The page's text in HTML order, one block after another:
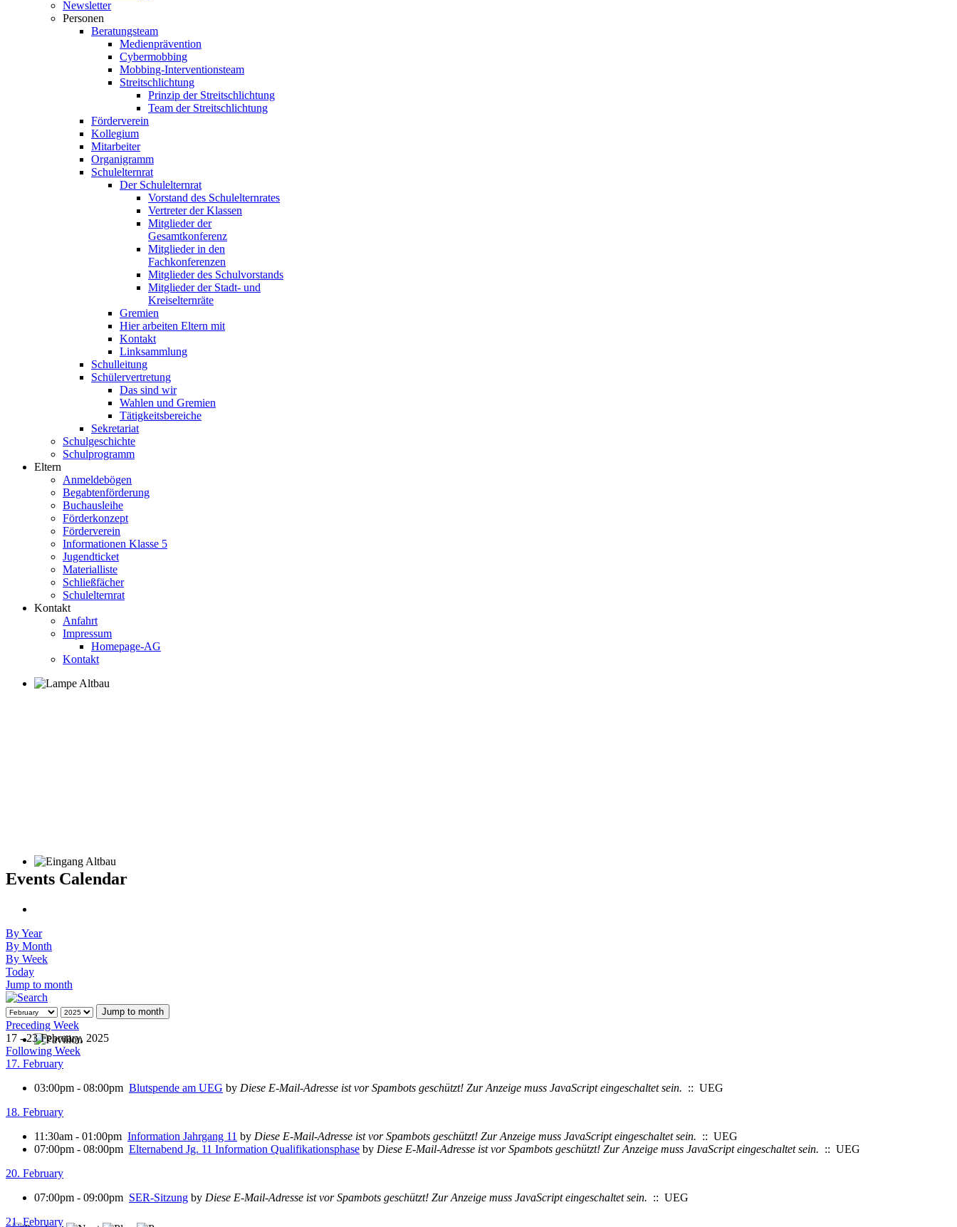
Newsletter
Personen
Beratungsteam
Medienprävention
Cybermobbing
Mobbing-Interventionsteam
Streitschlichtung
Prinzip der Streitschlichtung
Team der Streitschlichtung
Förderverein
Kollegium
Mitarbeiter
Organigramm
Schulelternrat
Der Schulelternrat
Vorstand des Schulelternrates
Vertreter der Klassen
Mitglieder der
Gesamtkonferenz
Mitglieder in den
Fachkonferenzen
Mitglieder des Schulvorstands
Mitglieder der Stadt- und
Kreiselternräte
Gremien
Hier arbeiten Eltern mit
Kontakt
Linksammlung
Schulleitung
Schülervertretung
Das sind wir
Wahlen und Gremien
Tätigkeitsbereiche
Sekretariat
Schulgeschichte
Schulprogramm
Eltern
Anmeldebögen
Begabtenförderung
Buchausleihe
Förderkonzept
Förderverein
Informationen Klasse 5
Jugendticket
Materialliste
Schließfächer
Schulelternrat
Kontakt
Anfahrt
Impressum
Homepage-AG
Kontakt
Events Calendar
By Year
By Month
By Week
Today
Jump to month
Jump to month
Preceding Week
17 - 23 February, 2025
Following Week
17. February
03:00pm - 08:00pm Blutspende am UEG by Diese E-Mail-Adresse ist vor Spambots geschützt! Zur Anzeige muss JavaScript eingeschaltet sein. :: UEG
18. February
11:30am - 01:00pm Information Jahrgang 11 by Diese E-Mail-Adresse ist vor Spambots geschützt! Zur Anzeige muss JavaScript eingeschaltet sein. :: UEG
07:00pm - 08:00pm Elternabend Jg. 11 Information Qualifikationsphase by Diese E-Mail-Adresse ist vor Spambots geschützt! Zur Anzeige muss JavaScript eingeschaltet sein. :: UEG
20. February
07:00pm - 09:00pm SER-Sitzung by Diese E-Mail-Adresse ist vor Spambots geschützt! Zur Anzeige muss JavaScript eingeschaltet sein. :: UEG
21. February